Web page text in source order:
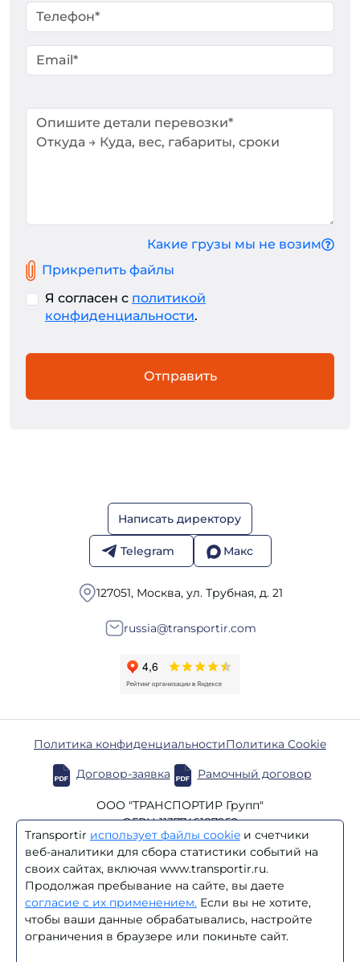
Прикрепить файлы
Какие грузы мы не возим
Я согласен с политикой
конфиденциальности.
Отправить
Написать директору
Telegram Макс
127051, Москва, ул. Трубная, д. 21
russia@transportir.com
Политика конфиденциальностиПолитика Cookie
BY/RU
Договор-заявка Рамочный договор
ООО "ТРАНСПОРТИР Групп"
ОГРН 1137746187952
ИНН 7723864870
КПП 770201001
© 2003–2026 Transportir
Transportir использует файлы cookie и счетчики
веб-аналитики для сбора статистики событий на
своих сайтах, включая www.transportir.ru.
Продолжая пребывание на сайте, вы даете
согласие с их применением. Если вы не хотите,
чтобы ваши данные обрабатывались, настройте
ограничения в браузере или покиньте сайт.